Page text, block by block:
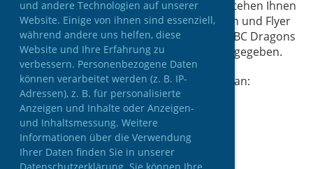
und andere Technologien auf unserer
Website. Einige von ihnen sind essenziell,
während andere uns helfen, diese
Website und Ihre Erfahrung zu
verbessern. Personenbezogene Daten
können verarbeitet werden (z. B. IP-
Adressen), z. B. für personalisierte
Anzeigen und Inhalte oder Anzeigen-
und Inhaltsmessung. Weitere
Informationen über die Verwendung
Ihrer Daten finden Sie in unserer
Bannerwerbung auf unserer Homepage stehen Ihnen
Werbeflächen auf der Spielbande, Dressen und Flyer
zur Verfügung. Auf den Heimspielen des FBC Dragons
ist die Möglichkeit weiterer Werbeflächen gegeben.
Für Ihre Rückfragen wenden Sie sich bitte an:
Harald Steinbichler
Tel: 0664-8516442
E-Mail:office@fbc-dragons.at